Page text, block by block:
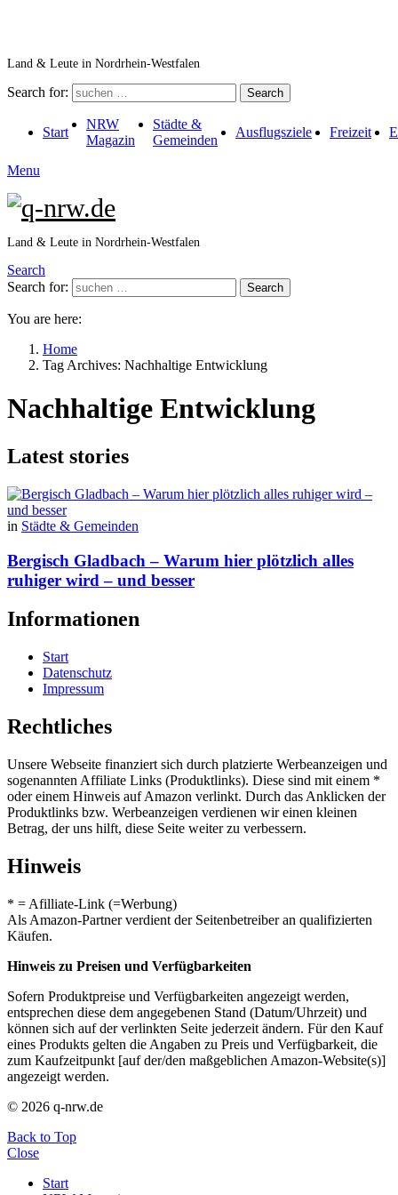
Land & Leute in Nordrhein-Westfalen
Search for: Search
Start
NRW
Magazin
Städte &
Gemeinden
Ausflugsziele Freizeit
Menu
Land & Leute in Nordrhein-Westfalen
Search
Search for:
Search
You are here:
Home
Tag Archives: Nachhaltige Entwicklung
Nachhaltige Entwicklung
Latest stories
in Städte & Gemeinden
Bergisch Gladbach – Warum hier plötzlich alles
ruhiger wird – und besser
Informationen
Start
Datenschutz
Impressum
Rechtliches
Unsere Webseite finanziert sich durch platzierte Werbeanzeigen und
sogenannten Affiliate Links (Produktlinks). Diese sind mit einem *
oder einem Hinweis auf Amazon verlinkt. Durch das Anklicken der
Produktlinks bzw. Werbeanzeigen verdienen wir einen kleinen
Betrag, der uns hilft, diese Seite weiter zu verbessern.
Hinweis
* = Afilliate-Link (=Werbung)
Als Amazon-Partner verdient der Seitenbetreiber an qualifizierten
Käufen.
Hinweis zu Preisen und Verfügbarkeiten
Sofern Produktpreise und Verfügbarkeiten angezeigt werden,
entsprechen diese dem angegebenen Stand (Datum/Uhrzeit) und
können sich auf der verlinkten Seite jederzeit ändern. Für den Kauf
eines Produkts gelten die Angaben zu Preis und Verfügbarkeit, die
zum Kaufzeitpunkt [auf der/den maßgeblichen Amazon-Website(s)]
angezeigt werden.
© 2026 q-nrw.de
Back to Top
Close
Start